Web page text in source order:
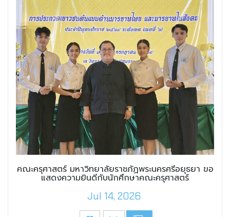
คณะครุศาสตร์ มหาวิทยาลัยราชภัฏพระนครศรีอยุธยา ขอ
แสดงความยินดีกับนักศึกษาคณะครุศาสตร์
Jul 14, 2026